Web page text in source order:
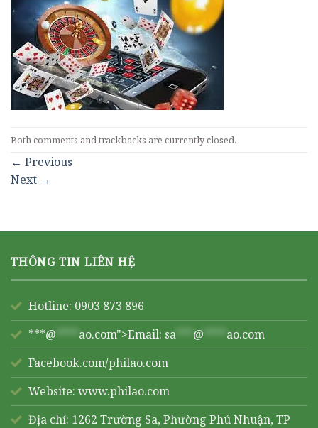
Both comments and trackbacks are currently closed.
← Previous
Next →
THÔNG TIN LIÊN HỆ
Hotline: 0903 873 896
***@ **** ao.com">Email: sa *** @ **** ao.com
Facebook.com/philao.com
Website: www.philao.com
Địa chỉ: 1262 Trường Sa, Phường Phú Nhuận, TP